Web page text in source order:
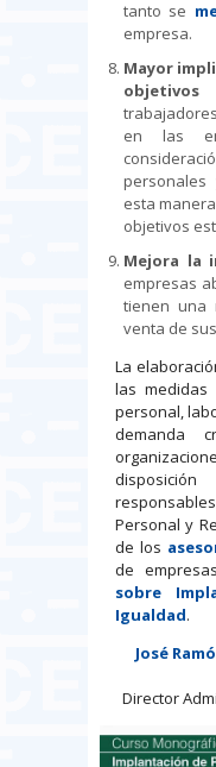
tanto se
empresa.
Mayor
en las
personales
esta
objetivos
Mejora la
empresas
tienen una
venta de
La
las
personal,
demanda
Personal y
de los
de
sobre
Igualdad.
José
Director